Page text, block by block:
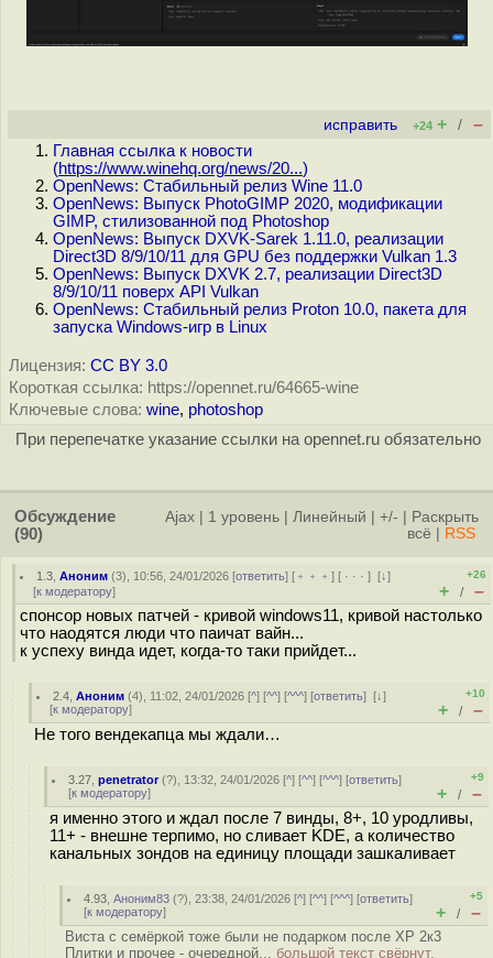
исправить +24 + / –
Главная ссылка к новости
(https://www.winehq.org/news/20...)
OpenNews: Стабильный релиз Wine 11.0
OpenNews: Выпуск PhotoGIMP 2020, модификации
GIMP, стилизованной под Photoshop
OpenNews: Выпуск DXVK-Sarek 1.11.0, реализации
Direct3D 8/9/10/11 для GPU без поддержки Vulkan 1.3
OpenNews: Выпуск DXVK 2.7, реализации Direct3D
8/9/10/11 поверх API Vulkan
OpenNews: Стабильный релиз Proton 10.0, пакета для
запуска Windows-игр в Linux
Лицензия: CC BY 3.0
Короткая ссылка: https://opennet.ru/64665-wine
Ключевые слова: wine, photoshop
При перепечатке указание ссылки на opennet.ru обязательно
Обсуждение
(90)
Ajax 1 уровень Линейный +/-
Раскрыть
всё
RSS
1.3 ,Аноним (3), 10:56, 24/01/2026 [ответить] [ ﹢﹢﹢] [ · · ·][↓]
[к модератору]
+26
+ / –
спонсор новых патчей - кривой windows11, кривой настолько
что наодятся люди что паичат вайн...
к успеху винда идет, когда-то таки прийдет...
2.4 ,Аноним (4), 11:02, 24/01/2026 [^] [^^] [^^^] [ответить][↓]
[к модератору]
+10
+ / –
Не того вендекапца мы ждали…
3.27 ,penetrator(?), 13:32, 24/01/2026 [^] [^^] [^^^] [ответить]
[к модератору]
+9
+ / –
я именно этого и ждал после 7 винды, 8+, 10 уродливы,
11+ - внешне терпимо, но сливает KDE, а количество
канальных зондов на единицу площади зашкаливает
4.93 ,Аноним83 (?), 23:38, 24/01/2026 [^] [^^] [^^^] [ответить]
[к модератору]
+5
+ / –
Виста с семёркой тоже были не подарком после ХР 2к3
Плитки и прочее - очередной... большой текст свёрнут,